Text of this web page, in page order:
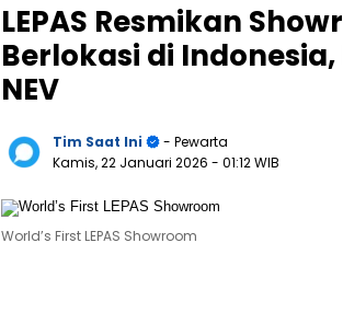
LEPAS Resmikan
Berlokasi di
NEV
Tim Saat Ini
- Pewarta
Kamis, 22 Januari 2026 - 01:12 WIB
World’s First LEPAS Showroom